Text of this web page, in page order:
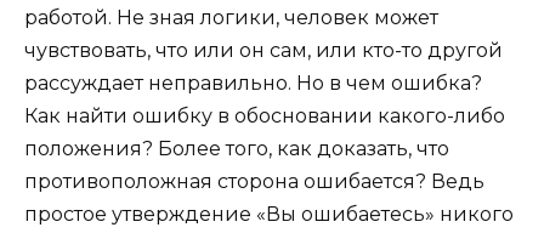
работой. Не зная логики, человек может
чувствовать, что или он сам, или кто-то другой
рассуждает неправильно. Но в чем ошибка?
Как найти ошибку в обосновании какого-либо
положения? Более того, как доказать, что
противоположная сторона ошибается? Ведь
простое утверждение «Вы ошибаетесь» никого